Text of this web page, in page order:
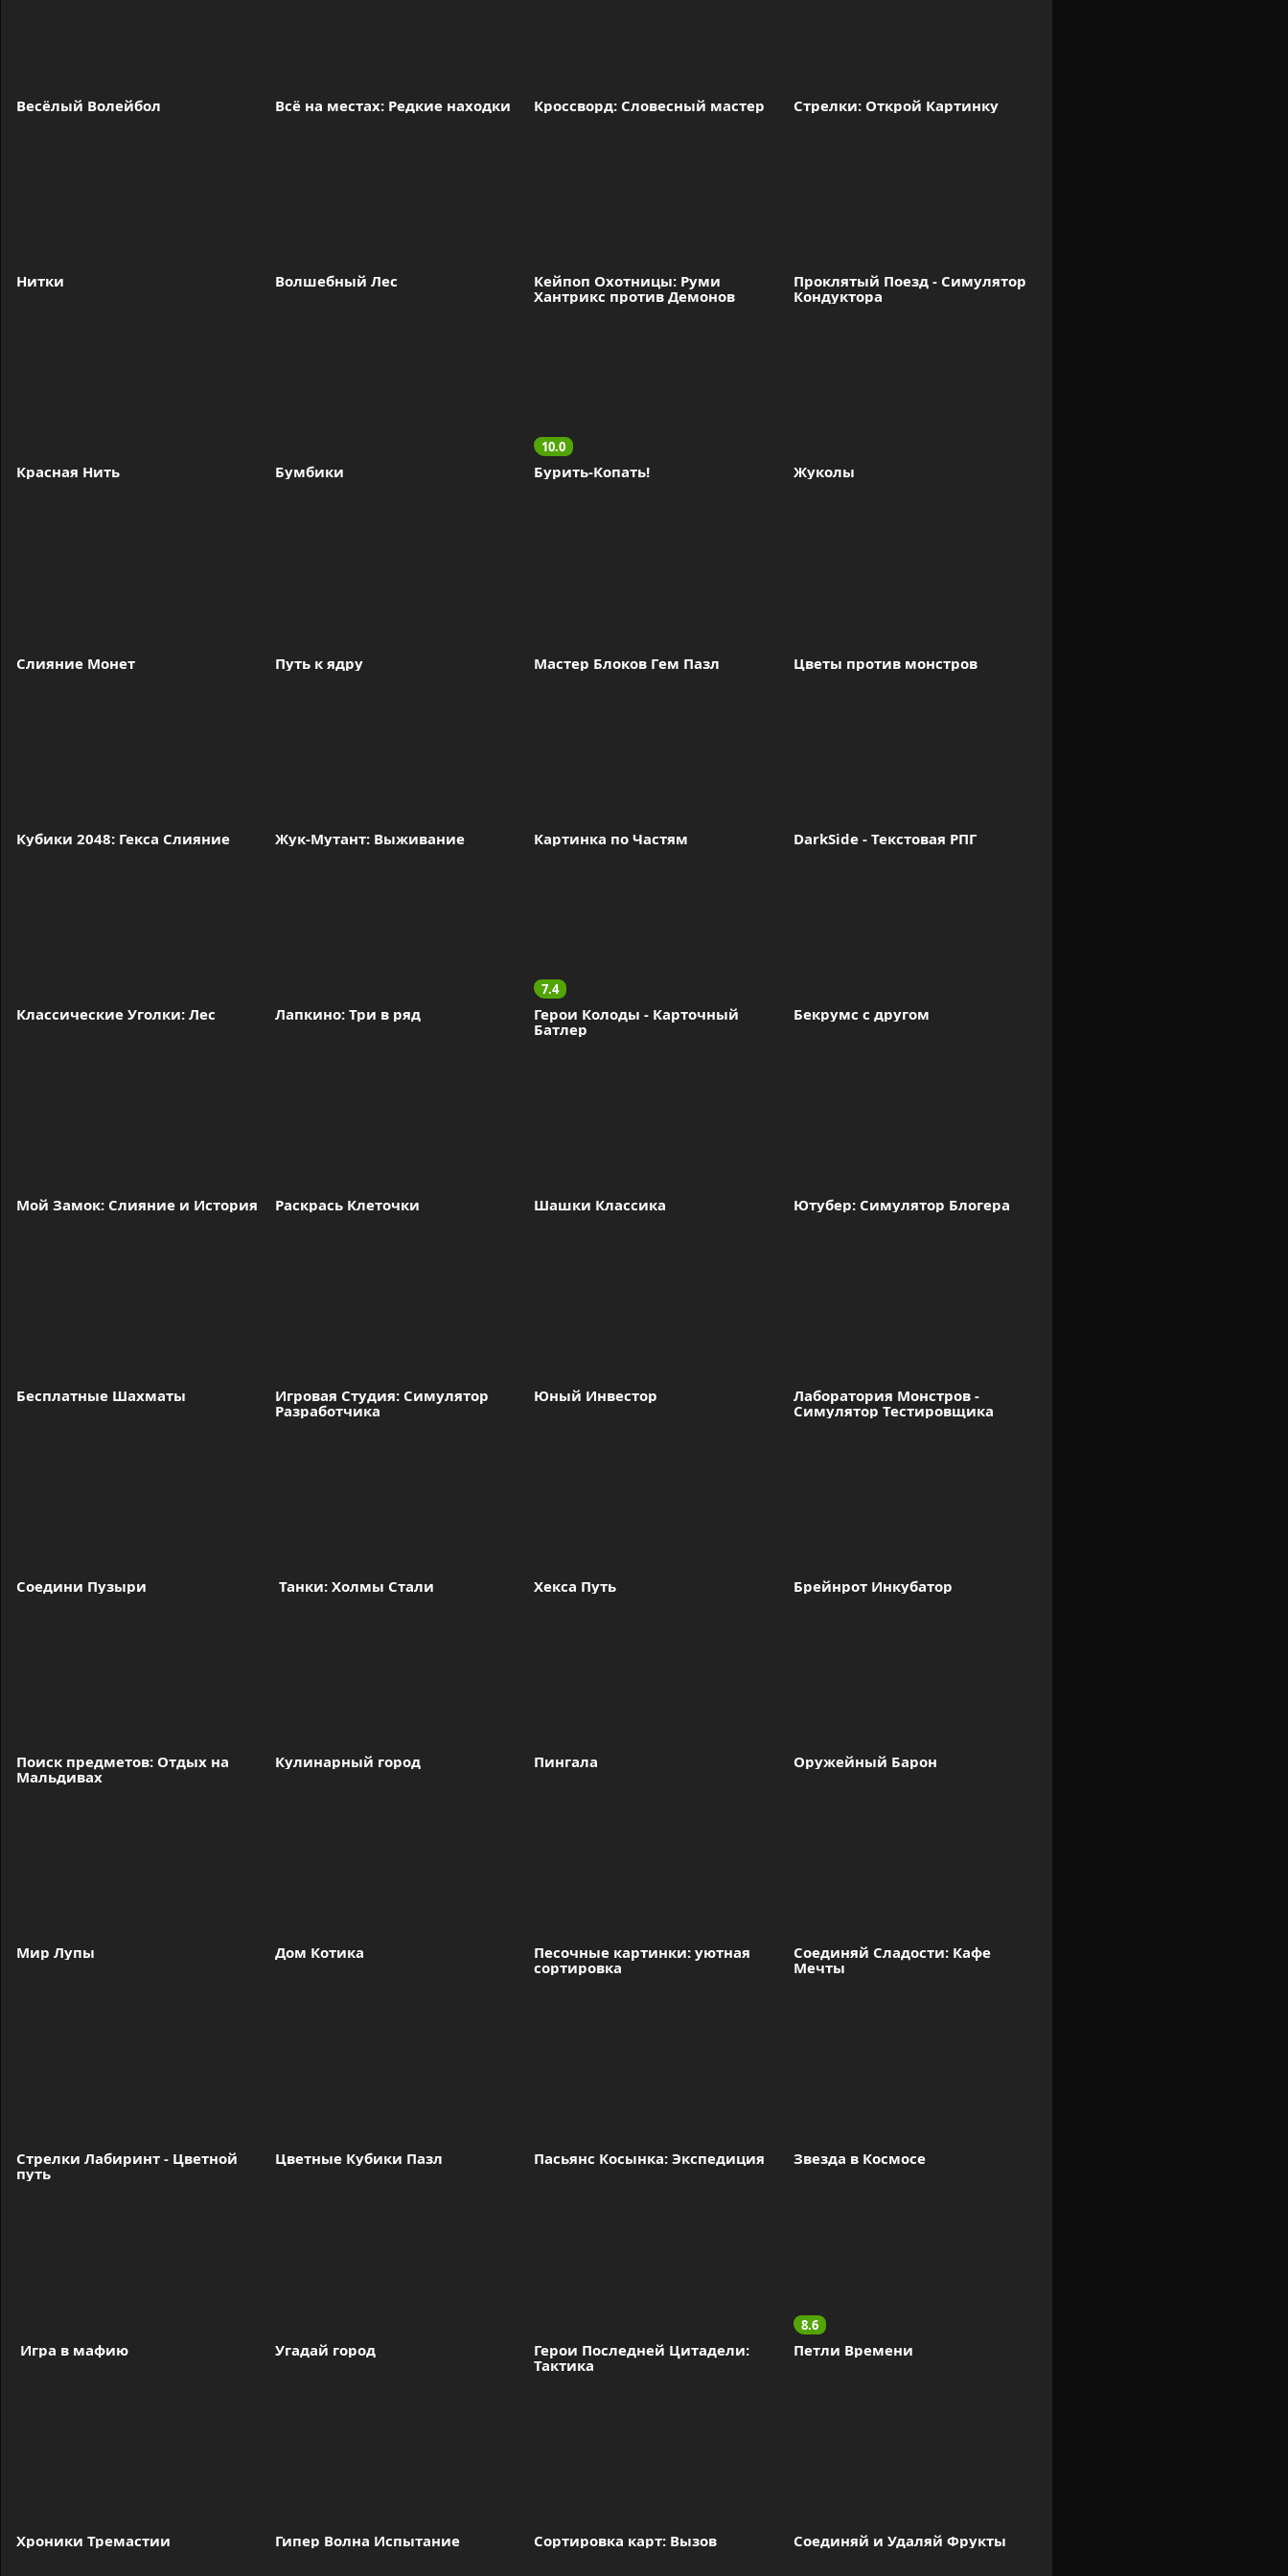
Весёлый Волейбол Всё на местах: Редкие находки Кроссворд: Словесный мастер Стрелки: Открой Картинку
Нитки Волшебный Лес
Кейпоп Охотницы: Руми
Хантрикс против Демонов
Проклятый Поезд - Симулятор
Кондуктора
Красная Нить Бумбики
10.0
Бурить-Копать! Жуколы
Слияние Монет Путь к ядру Мастер Блоков Гeм Пазл Цветы против монстров
Кубики 2048: Гекса Слияние Жук-Мутант: Выживание Картинка по Частям DarkSide - Текстовая РПГ
Классические Уголки: Лес Лапкино: Три в ряд
7.4
Герои Колоды - Карточный
Батлер
Бекрумс с другом
Мой Замок: Слияние и История Раскрась Клеточки Шашки Классика Ютубер: Симулятор Блогера
Бесплатные Шахматы
Игровая Студия: Симулятор
Разработчика
Юный Инвестор
Лаборатория Монстров -
Симулятор Тестировщика
Соедини Пузыри Танки: Холмы Стали Хекса Путь Брейнрот Инкубатор
Поиск предметов: Отдых на
Мальдивах
Кулинарный город Пингала Оружейный Барон
Мир Лупы Дом Котика
Песочные картинки: уютная
сортировка
Соединяй Сладости: Кафе
Мечты
Стрелки Лабиринт - Цветной
путь
Цветные Кубики Пазл Пасьянс Косынка: Экспедиция Звезда в Космосе
Игра в мафию Угадай город
Герои Последней Цитадели:
Тактика
8.6
Петли Времени
Хроники Тремастии Гипер Волна Испытание Сортировка карт: Вызов Соединяй и Удаляй Фрукты